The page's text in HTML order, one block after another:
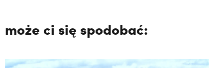
może ci się spodobać: